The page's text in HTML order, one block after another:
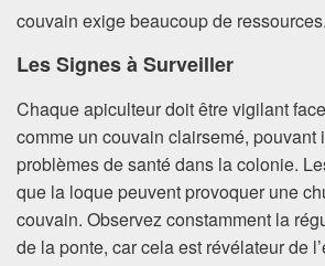
couvain exige beaucoup de ressources.
Les Signes à Surveiller
Chaque apiculteur doit être vigilant
comme un couvain clairsemé, pouvant
problèmes de santé dans la colonie.
que la loque peuvent provoquer une
couvain. Observez constamment la
de la ponte, car cela est révélateur de